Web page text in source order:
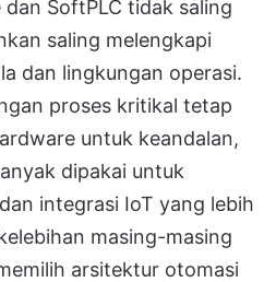
SoftPLC tidak saling
saling melengkapi
dan lingkungan operasi.
proses kritikal tetap
untuk keandalan,
dipakai untuk
integrasi IoT yang lebih
masing-masing
arsitektur otomasi